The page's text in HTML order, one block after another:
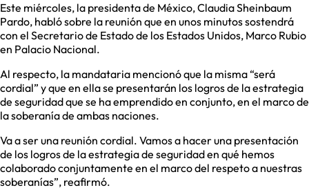
Este miércoles, la presidenta de México, Claudia Sheinbaum
Pardo, habló sobre la reunión que en unos minutos sostendrá
con el Secretario de Estado de los Estados Unidos, Marco Rubio
en Palacio Nacional.
Al respecto, la mandataria mencionó que la misma “será
cordial” y que en ella se presentarán los logros de la estrategia
de seguridad que se ha emprendido en conjunto, en el marco de
la soberanía de ambas naciones.
Va a ser una reunión cordial. Vamos a hacer una presentación
de los logros de la estrategia de seguridad en qué hemos
colaborado conjuntamente en el marco del respeto a nuestras
soberanías”, reafirmó.